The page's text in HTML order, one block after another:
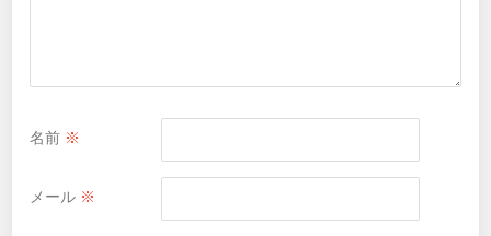
名前 ※
メール ※